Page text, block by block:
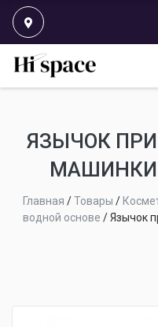
ЯЗЫЧОК
МАШИНКИ
Главная /Товары /
водной основе /Язычок